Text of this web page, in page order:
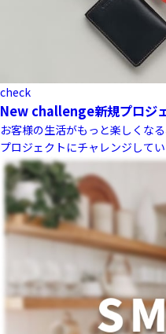
check
New challenge新規プロジ
お客様の生活がもっと楽しくな
プロジェクトにチャレンジしてい